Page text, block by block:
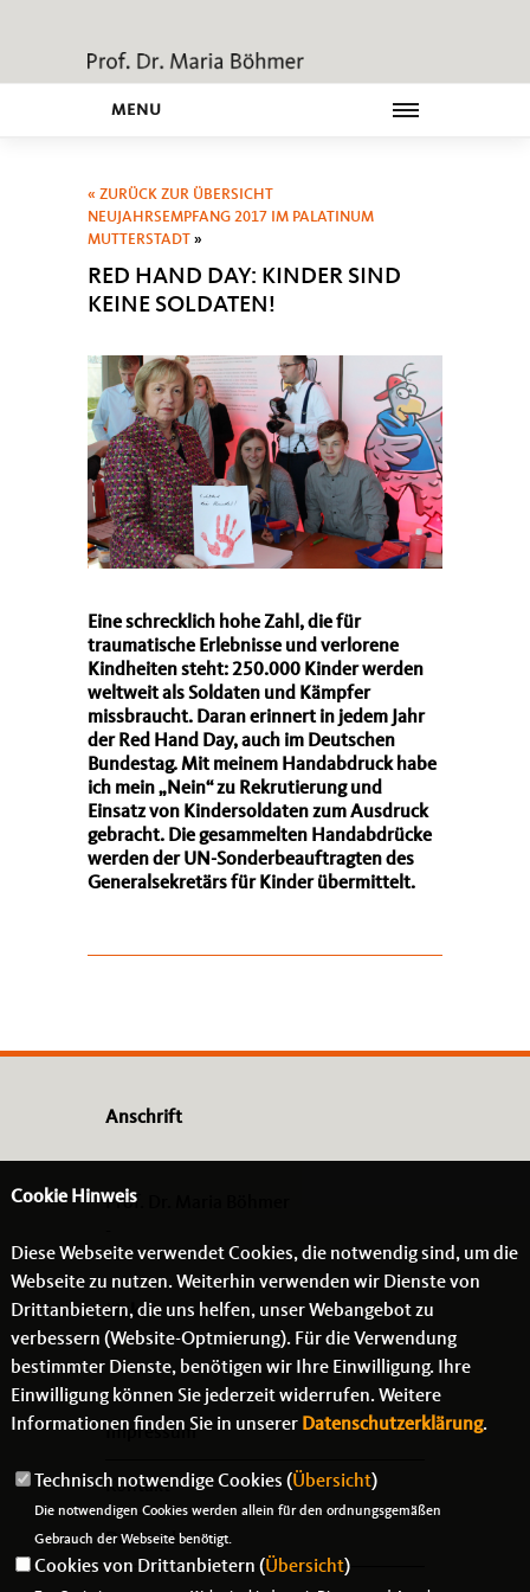
MENU
« ZURÜCK ZUR ÜBERSICHT
NEUJAHRSEMPFANG 2017 IM PALATINUM
MUTTERSTADT »
RED HAND DAY: KINDER SIND
KEINE SOLDATEN!
Eine schrecklich hohe Zahl, die für
traumatische Erlebnisse und verlorene
Kindheiten steht: 250.000 Kinder werden
weltweit als Soldaten und Kämpfer
missbraucht. Daran erinnert in jedem Jahr
der Red Hand Day, auch im Deutschen
Bundestag. Mit meinem Handabdruck habe
ich mein „Nein“ zu Rekrutierung und
Einsatz von Kindersoldaten zum Ausdruck
gebracht. Die gesammelten Handabdrücke
werden der UN-Sonderbeauftragten des
Generalsekretärs für Kinder übermittelt.
Anschrift
Prof. Dr. Maria Böhmer
- -
Links
Impressum
Kontakt
Datenschutz
Cookie Hinweis
Diese Webseite verwendet Cookies, die notwendig sind, um die
Webseite zu nutzen. Weiterhin verwenden wir Dienste von
Drittanbietern, die uns helfen, unser Webangebot zu
verbessern (Website-Optmierung). Für die Verwendung
bestimmter Dienste, benötigen wir Ihre Einwilligung. Ihre
Einwilligung können Sie jederzeit widerrufen. Weitere
Informationen finden Sie in unserer Datenschutzerklärung.
Technisch notwendige Cookies (Übersicht)
Die notwendigen Cookies werden allein für den ordnungsgemäßen
Gebrauch der Webseite benötigt.
Cookies von Drittanbietern (Übersicht)